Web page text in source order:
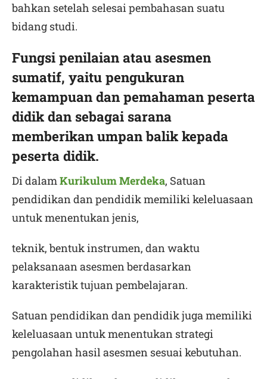
bahkan setelah selesai pembahasan suatu
bidang studi.
Fungsi penilaian atau asesmen
sumatif, yaitu pengukuran
kemampuan dan pemahaman peserta
didik dan sebagai sarana
memberikan umpan balik kepada
peserta didik.
Di dalamKurikulum Merdeka, Satuan
pendidikan dan pendidik memiliki keleluasaan
untuk menentukan jenis,
teknik, bentuk instrumen, dan waktu
pelaksanaan asesmen berdasarkan
karakteristik tujuan pembelajaran.
Satuan pendidikan dan pendidik juga memiliki
keleluasaan untuk menentukan strategi
pengolahan hasil asesmen sesuai kebutuhan.